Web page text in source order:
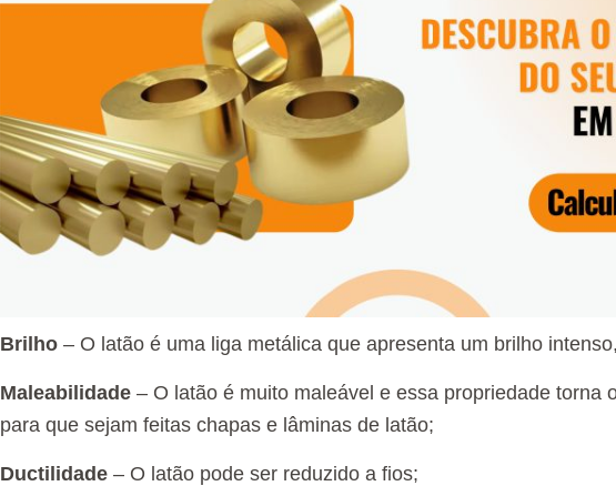
Brilho – O latão é uma liga metálica que apresenta um brilho
Maleabilidade – O latão é muito maleável e essa propriedade torna
para que sejam feitas chapas e lâminas de latão;
Ductilidade – O latão pode ser reduzido a fios;